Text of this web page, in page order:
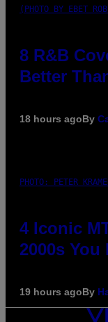
(PHOTO BY EBET
8 R&B
Better
18 hours agoBy
PHOTO: PETER
4 Iconic
2000s
19 hours agoBy
VICE